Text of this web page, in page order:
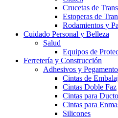
Crucetas de
Estoperas de
Rodamientos y
Cuidado Personal y Belleza
Salud
Equipos de
Ferretería y Construcción
Adhesivos y
Cintas de
Cintas Doble Faz
Cintas para
Cintas para
Silicones